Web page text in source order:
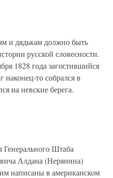
дядькам должно быть
русской словесности.
1828 года загостившийся
то собрался в
на невские берега.
Штаба
Алдана (Нерянина)
написаны в американском